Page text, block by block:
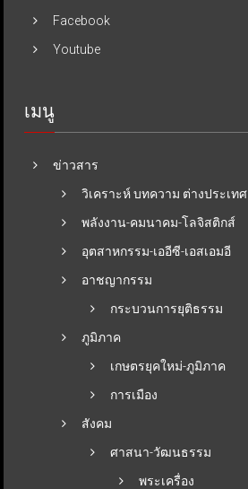
Facebook
Youtube
เมนู
ข่าวสาร
วิเคราะห์ บทความ ต่างประเทศ
พลังงาน-คมนาคม-โลจิสติกส์
อุตสาหกรรม-เออีซี-เอสเอมอี
อาชญากรรม
กระบวนการยุติธรรม
ภูมิภาค
เกษตรยุคใหม่-ภูมิภาค
การเมือง
สังคม
ศาสนา-วัฒนธรรม
พระเครื่อง